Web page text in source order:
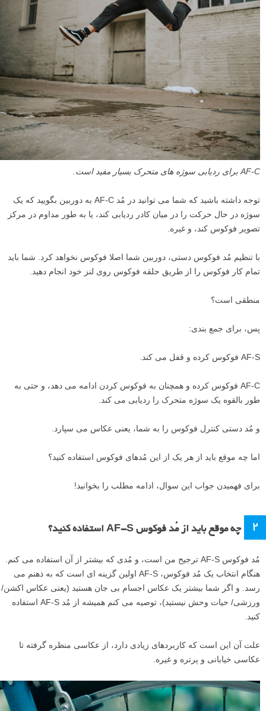
AF-C برای ردیابی سوژه های متحرک بسیار مفید است.
توجه داشته باشید که شما می توانید در مُد AF-C به دوربین بگویید که یک
سوژه در حال حرکت را در میان کادر ردیابی کند، یا به طور مداوم در مرکز
تصویر فوکوس کند، و غیره.
با تنظیم مُد فوکوس دستی، دوربین شما اصلا فوکوس نخواهد کرد. شما باید
تمام کار فوکوس را از طریق حلقه فوکوس روی لنز خود انجام دهید.
منطقی است؟
پس، برای جمع بندی:
AF-S فوکوس کرده و قفل می کند.
AF-C فوکوس کرده و همچنان به فوکوس کردن ادامه می دهد، و حتی به
طور بالقوه یک سوژه متحرک را ردیابی می کند.
و مُد دستی کنترل فوکوس را به شما، یعنی عکاس می سپارد.
اما چه موقع باید از هر یک از این مُدهای فوکوس استفاده کنید؟
برای فهمیدن جواب این سوال، ادامه مطلب را بخوانید!
۲ چه موقع باید از مُد فوکوس AF-S استفاده کنید؟
مُد فوکوس AF-S ترجیح من است، و مُدی که بیشتر از آن استفاده می کنم.
هنگام انتخاب یک مُد فوکوس، AF-S اولین گزینه ای است که به ذهنم می
رسد. و اگر شما بیشتر یک عکاس اجسام بی جان هستید (یعنی عکاس اکشن/
ورزشی/ حیات وحش نیستید)، توصیه می کنم همیشه از مُد AF-S استفاده
کنید.
علت آن این است که کاربردهای زیادی دارد، از عکاسی منظره گرفته تا
عکاسی خیابانی و پرتره و غیره.